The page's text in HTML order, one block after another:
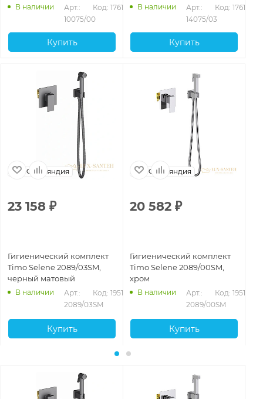
В наличии
Арт.:
10075/00
Код: 17617
Купить
В наличии
Арт.:
14075/03
Код: 17618
Купить
Финляндия
23 158 ₽
Гигиенический комплект
Timo Selene 2089/03SM,
черный матовый
В наличии
Арт.:
2089/03SM
Код: 19518
Купить
Финляндия
20 582 ₽
Гигиенический комплект
Timo Selene 2089/00SM,
хром
В наличии
Арт.:
2089/00SM
Код: 19517
Купить